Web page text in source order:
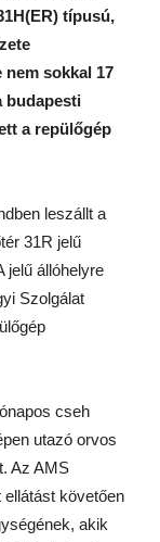
típusú,
sokkal 17
budapesti
a repülőgép
leszállt a
31R jelű
jelű állóhelyre
Szolgálat
cseh
utazó orvos
Az AMS
követően
akik